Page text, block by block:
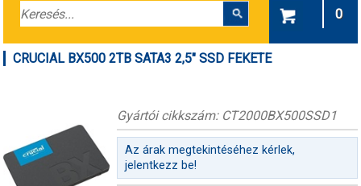
0
CRUCIAL BX500 2TB SATA3 2,5" SSD FEKETE
Gyártói cikkszám: CT2000BX500SSD1
Az árak megtekintéséhez kérlek,
jelentkezz be!